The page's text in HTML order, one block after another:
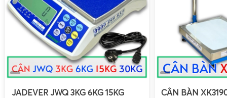
JADEVER JWQ 3KG 6KG 15KG
CÂN BÀN